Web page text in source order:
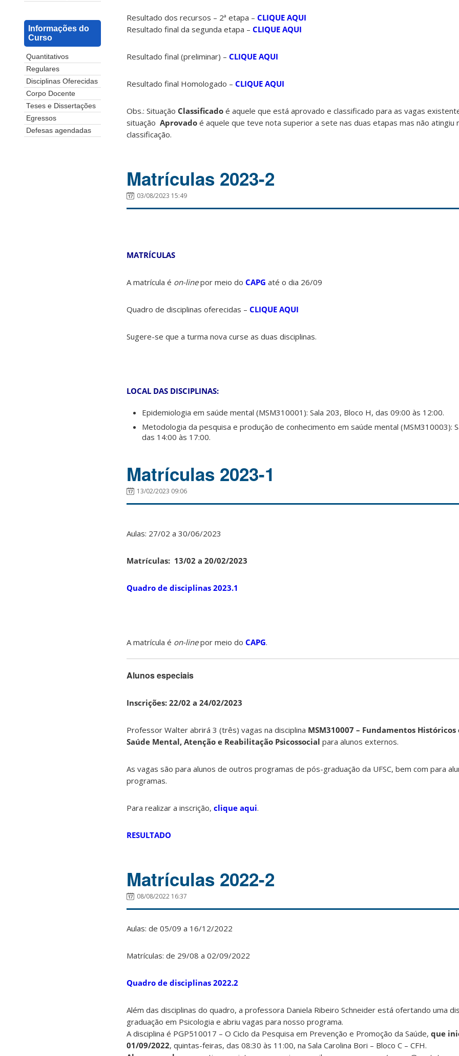
Informações do
Curso
Quantitativos
Regulares
Disciplinas Oferecidas
Corpo Docente
Teses e Dissertações
Egressos
Defesas agendadas
Resultado dos recursos – 2ª etapa – CLIQUE AQUI
Resultado final da segunda etapa – CLIQUE AQUI
Resultado final (preliminar) – CLIQUE AQUI
Resultado final Homologado – CLIQUE AQUI
Obs.: Situação Classificado é aquele que está aprovado e classificado para as vagas
situação Aprovado é aquele que teve nota superior a sete nas duas etapas mas não atingiu
classificação.
Matrículas 2023-2
03/08/2023 15:49
MATRÍCULAS
A matrícula é on-linepor meio do CAPG até o dia 26/09
Quadro de disciplinas oferecidas – CLIQUE AQUI
Sugere-se que a turma nova curse as duas disciplinas.
LOCAL DAS DISCIPLINAS:
Epidemiologia em saúde mental (MSM310001): Sala 203, Bloco H, das 09:00 às 12:00.
Metodologia da pesquisa e produção de conhecimento em saúde mental (MSM310003):
das 14:00 às 17:00.
Matrículas 2023-1
13/02/2023 09:06
Aulas: 27/02 a 30/06/2023
Matrículas: 13/02 a 20/02/2023
Quadro de disciplinas 2023.1
A matrícula é on-linepor meio do CAPG.
Alunos especiais
Inscrições: 22/02 a 24/02/2023
Professor Walter abrirá 3 (três) vagas na disciplina MSM310007 – Fundamentos Históricos
Saúde Mental, Atenção e Reabilitação Psicossocial para alunos externos.
As vagas são para alunos de outros programas de pós-graduação da UFSC, bem com para
programas.
Para realizar a inscrição, clique aqui.
RESULTADO
Matrículas 2022-2
08/08/2022 16:37
Aulas: de 05/09 a 16/12/2022
Matrículas: de 29/08 a 02/09/2022
Quadro de disciplinas 2022.2
Além das disciplinas do quadro, a professora Daniela Ribeiro Schneider está ofertando uma
graduação em Psicologia e abriu vagas para nosso programa.
A disciplina é PGP510017 – O Ciclo da Pesquisa em Prevenção e Promoção da Saúde, que
01/09/2022, quintas-feiras, das 08:30 às 11:00, na Sala Carolina Bori – Bloco C – CFH.